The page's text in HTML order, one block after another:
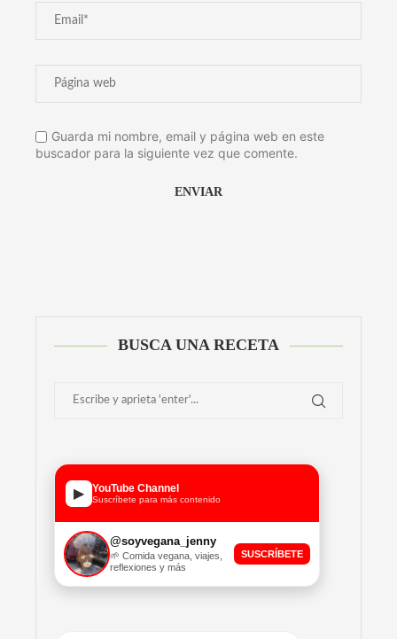
Guarda mi nombre, email y página web en este
buscador para la siguiente vez que comente.
BUSCA UNA RECETA
▶ YouTube Channel
Suscríbete para más contenido
@soyvegana_jenny
🌱 Comida vegana, viajes,
reflexiones y más
SUSCRÍBETE